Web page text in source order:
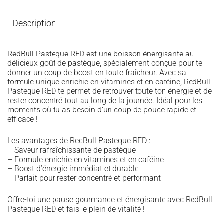
Description
RedBull Pasteque RED est une boisson énergisante au
délicieux goût de pastèque, spécialement conçue pour te
donner un coup de boost en toute fraîcheur. Avec sa
formule unique enrichie en vitamines et en caféine, RedBull
Pasteque RED te permet de retrouver toute ton énergie et de
rester concentré tout au long de la journée. Idéal pour les
moments où tu as besoin d’un coup de pouce rapide et
efficace !
Les avantages de RedBull Pasteque RED :
– Saveur rafraîchissante de pastèque
– Formule enrichie en vitamines et en caféine
– Boost d’énergie immédiat et durable
– Parfait pour rester concentré et performant
Offre-toi une pause gourmande et énergisante avec RedBull
Pasteque RED et fais le plein de vitalité !